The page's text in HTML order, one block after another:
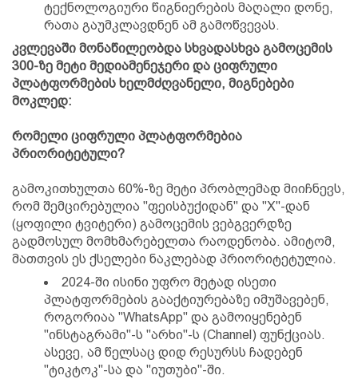
ტექნოლოგიური წიგნიერების მაღალი დონე,
რათა გაუმკლავდნენ ამ გამოწვევას.
კვლევაში მონაწილეობდა სხვადასხვა გამოცემის
300-ზე მეტი მედიამენეჯერი და ციფრული
პლატფორმების ხელმძღვანელი, მიგნებები
მოკლედ:
რომელი ციფრული პლატფორმებია
პრიორიტეტული?
გამოკითხულთა 60%-ზე მეტი პრობლემად მიიჩნევს,
რომ შემცირებულია "ფეისბუქიდან" და "X"-დან
(ყოფილი ტვიტერი) გამოცემის ვებგვერდზე
გადმოსულ მომხმარებელთა რაოდენობა. ამიტომ,
მათთვის ეს ქსელები ნაკლებად პრიორიტეტულია.
2024-ში ისინი უფრო მეტად ისეთი
პლატფორმების გააქტიურებაზე იმუშავებენ,
როგორიაა "WhatsApp" და გამოიყენებენ
"ინსტაგრამი"-ს "არხი"-ს (Channel) ფუნქციას.
ასევე, ამ წელსაც დიდ რესურსს ჩადებენ
"ტიკტოკ"-სა და "იუთუბი"-ში.